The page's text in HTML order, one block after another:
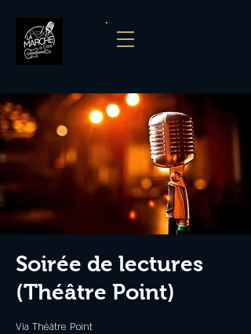
Soirée de lectures
(Théâtre Point)
Via Théâtre Point